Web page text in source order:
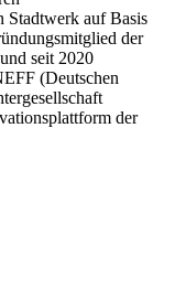
Stadtwerk auf Basis
der
seit 2020
(Deutschen
der